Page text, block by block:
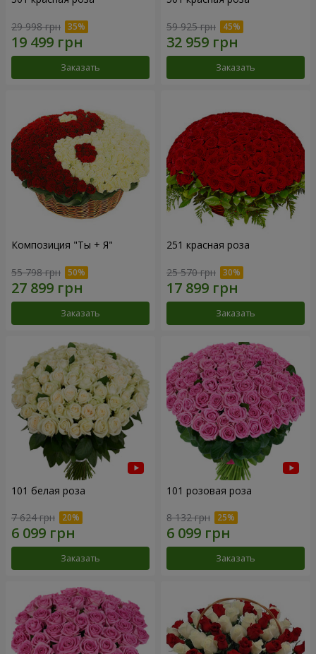
29 998 грн
Заказать
59 925 грн
Заказать
Композиция "Ты + Я"
55 798 грн
Заказать
251 красная роза
25 570 грн
Заказать
101 белая роза
7 624 грн
Заказать
101 розовая роза
8 132 грн
Заказать